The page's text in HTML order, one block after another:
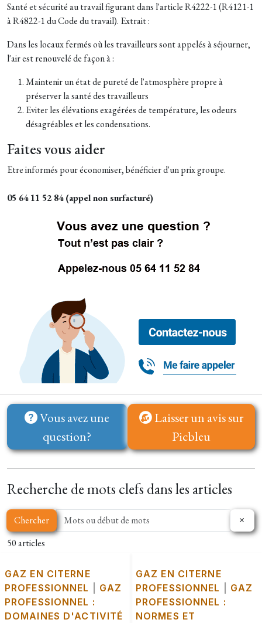
Santé et sécurité au travail figurant dans l'article R4222-1 (R4121-1
à R4822-1 du Code du travail). Extrait :
Dans les locaux fermés où les travailleurs sont appelés à séjourner,
l'air est renouvelé de façon à :
Maintenir un état de pureté de l'atmosphère propre à
préserver la santé des travailleurs
Eviter les élévations exagérées de température, les odeurs
désagréables et les condensations.
Faites vous aider
Etre informés pour économiser, bénéficier d'un prix groupe.
05 64 11 52 84 (appel non surfacturé)
Vous avez une
question?
Laisser un avis sur
Picbleu
Recherche de mots clefs dans les articles
Chercher
50 articles
GAZ EN CITERNE
PROFESSIONNEL
GAZ
PROFESSIONNEL :
DOMAINES D'ACTIVITÉ
GAZ EN CITERNE
PROFESSIONNEL
GAZ
PROFESSIONNEL :
NORMES ET